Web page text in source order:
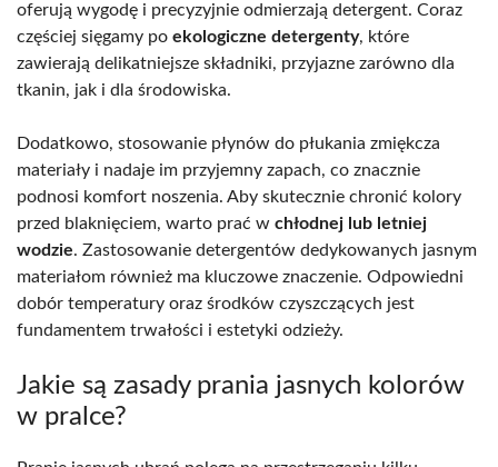
oferują wygodę i precyzyjnie odmierzają detergent. Coraz
częściej sięgamy po ekologiczne detergenty, które
zawierają delikatniejsze składniki, przyjazne zarówno dla
tkanin, jak i dla środowiska.
Dodatkowo, stosowanie płynów do płukania zmiękcza
materiały i nadaje im przyjemny zapach, co znacznie
podnosi komfort noszenia. Aby skutecznie chronić kolory
przed blaknięciem, warto prać w chłodnej lub letniej
wodzie. Zastosowanie detergentów dedykowanych jasnym
materiałom również ma kluczowe znaczenie. Odpowiedni
dobór temperatury oraz środków czyszczących jest
fundamentem trwałości i estetyki odzieży.
Jakie są zasady prania jasnych kolorów
w pralce?